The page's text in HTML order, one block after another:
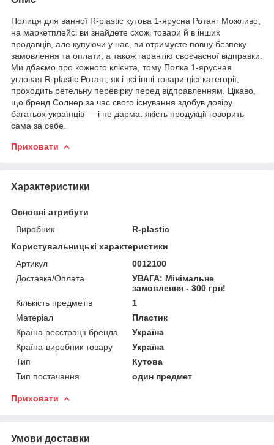
Полиця для ванної R-plastic кутова 1-ярусна Ротанг Можливо,
на маркетплейсі ви знайдете схожі товари й в інших
продавців, але купуючи у нас, ви отримуєте повну безпеку
замовлення та оплати, а також гарантію своєчасної відправки.
Ми дбаємо про кожного клієнта, тому Полка 1-ярусная
угловая R-plastic Ротанг, як і всі інші товари цієї категорії,
проходить ретельну перевірку перед відправленням. Цікаво,
що бренд Солнер за час свого існування здобув довіру
багатьох українців — і не дарма: якість продукції говорить
сама за себе.
Приховати
Характеристики
Основні атрибути
Виробник
R-plastic
Користувальницькі характеристики
Артикул
0012100
Доставка/Оплата
УВАГА: Мінімальне
замовлення - 300 грн!
Кількість предметів
1
Матеріал
Пластик
Країна реєстрації бренда
Україна
Країна-виробник товару
Україна
Тип
Кутова
Тип постачання
один предмет
Приховати
Умови доставки